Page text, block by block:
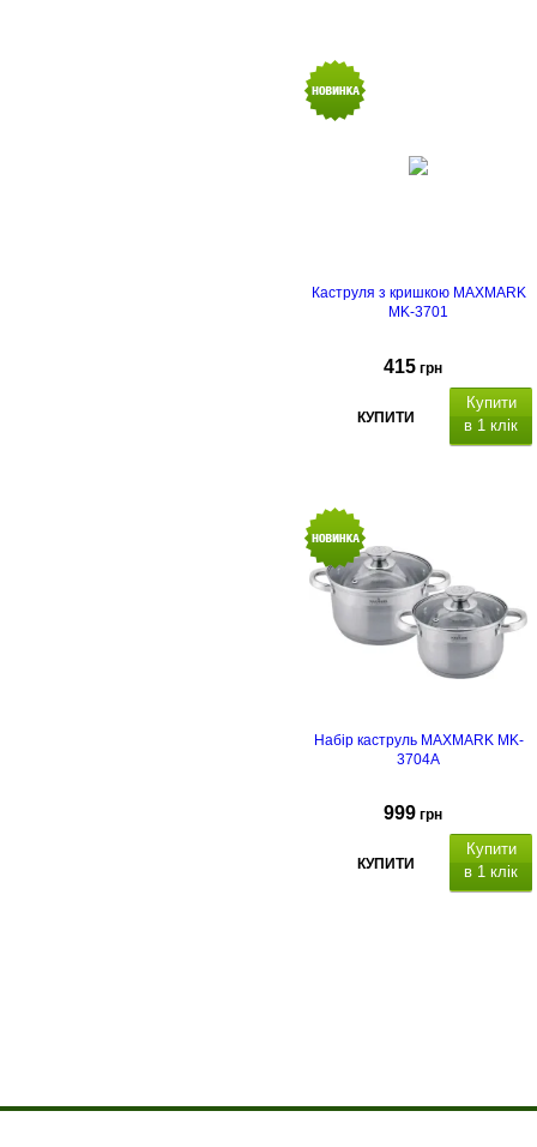
сталь
стінок: 0.5 мм, товщина дна: 5 мм,
мірна шкала,
Каструля з кришкою MAXMARK
MK-3701
415 грн
КУПИТИ
Купити
в 1 клік
Набір каструль MAXMARK MK-
3704A
999 грн
КУПИТИ
Купити
в 1 клік